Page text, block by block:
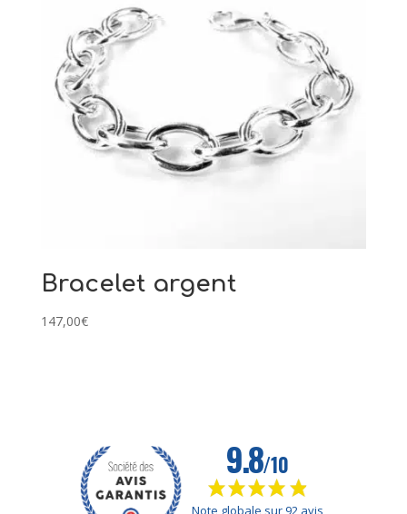
Bracelet argent
147,00€